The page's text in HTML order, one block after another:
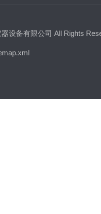
设备有限公司 All Rights